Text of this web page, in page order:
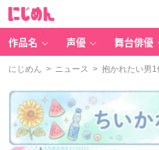
作品名 声優 舞台俳優
にじめん > ニュース > 抱かれたい男1